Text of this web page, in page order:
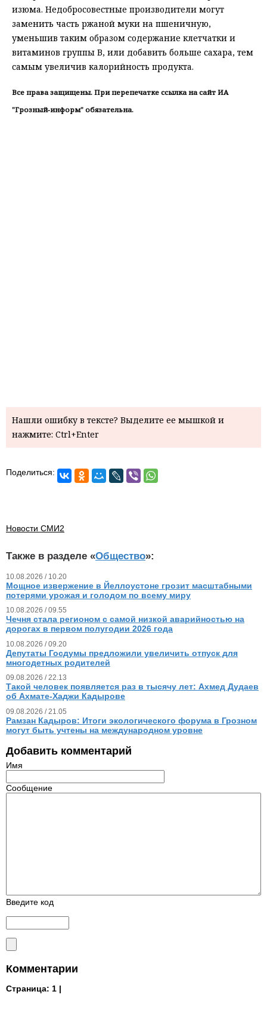
изюма. Недобросовестные производители могут
заменить часть ржаной муки на пшеничную,
уменьшив таким образом содержание клетчатки и
витаминов группы В, или добавить больше сахара, тем
самым увеличив калорийность продукта.
Все права защищены. При перепечатке ссылка на сайт ИА
"Грозный-информ" обязательна.
Нашли ошибку в тексте? Выделите ее мышкой и
нажмите: Ctrl+Enter
Поделиться:
Новости СМИ2
Также в разделе «Общество»:
10.08.2026 / 10.20
Мощное извержение в Йеллоустоне грозит масштабными
потерями урожая и голодом по всему миру
10.08.2026 / 09.55
Чечня стала регионом с самой низкой аварийностью на
дорогах в первом полугодии 2026 года
10.08.2026 / 09.20
Депутаты Госдумы предложили увеличить отпуск для
многодетных родителей
09.08.2026 / 22.13
Такой человек появляется раз в тысячу лет: Ахмед Дудаев
об Ахмате-Хаджи Кадырове
09.08.2026 / 21.05
Рамзан Кадыров: Итоги экологического форума в Грозном
могут быть учтены на международном уровне
Добавить комментарий
Имя
Сообщение
Введите код
Комментарии
Страница: 1 |